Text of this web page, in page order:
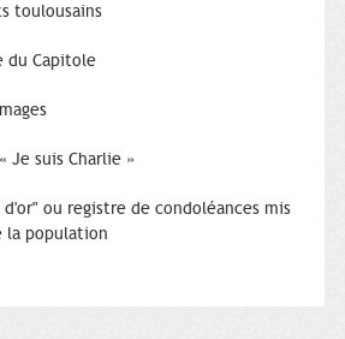
toulousains
du Capitole
Je suis Charlie »
ou registre de condoléances mis
la population